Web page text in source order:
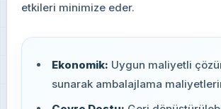
etkileri minimize eder.
Ekonomik: Uygun maliyetli
sunarak ambalajlama